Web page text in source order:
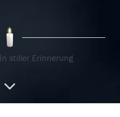
In stiller Erinnerung